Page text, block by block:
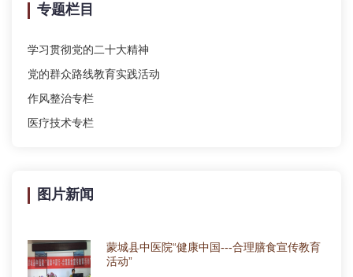
专题栏目
学习贯彻党的二十大精神
党的群众路线教育实践活动
作风整治专栏
医疗技术专栏
图片新闻
蒙城县中医院“健康中国---合理膳食宣传教育
活动”